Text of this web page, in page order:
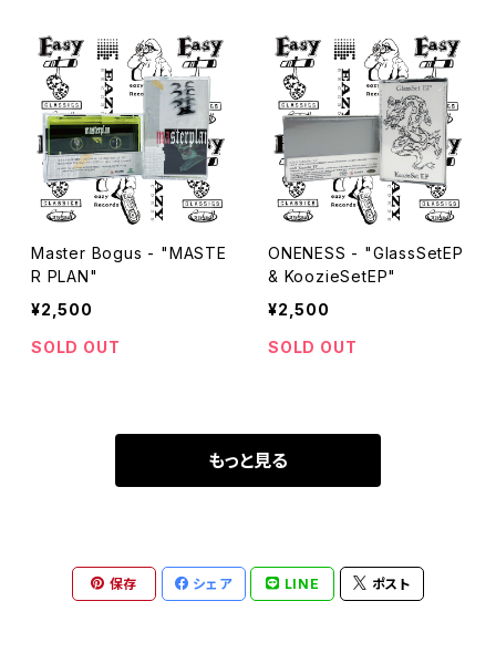
Master Bogus - "MASTE
R PLAN"
¥2,500
SOLD OUT
ONENESS - "GlassSetEP
& KoozieSetEP"
¥2,500
SOLD OUT
もっと見る
保存 シェア LINE ポスト